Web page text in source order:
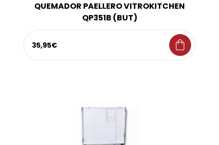
QUEMADOR PAELLERO VITROKITCHEN
QP351B (BUT)
35,95€ shopping_bag